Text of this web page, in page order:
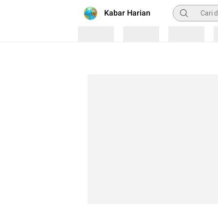
Kabar Harian Pencarian